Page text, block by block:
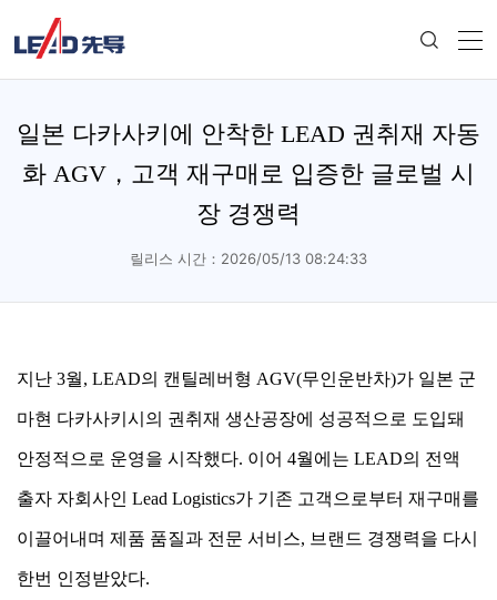
일본 다카사키에 안착한 LEAD 권취재 자동
화 AGV，고객 재구매로 입증한 글로벌 시
장 경쟁력
릴리스 시간：2026/05/13 08:24:33
지난 3월, LEAD의 캔틸레버형 AGV(무인운반차)가 일본 군
마현 다카사키시의 권취재 생산공장에 성공적으로 도입돼
안정적으로 운영을 시작했다. 이어 4월에는 LEAD의 전액
출자 자회사인 Lead Logistics가 기존 고객으로부터 재구매를
이끌어내며 제품 품질과 전문 서비스, 브랜드 경쟁력을 다시
한번 인정받았다.